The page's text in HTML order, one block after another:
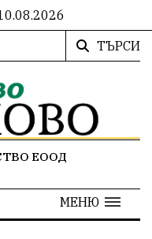
ТЪРСИ
ЕООД
МЕНЮ